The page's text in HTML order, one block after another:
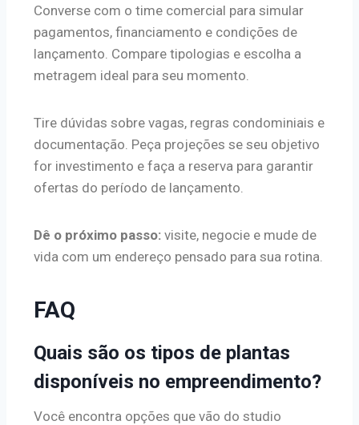
Converse com o time comercial para simular
pagamentos, financiamento e condições de
lançamento. Compare tipologias e escolha a
metragem ideal para seu momento.
Tire dúvidas sobre vagas, regras condominiais e
documentação. Peça projeções se seu objetivo
for investimento e faça a reserva para garantir
ofertas do período de lançamento.
Dê o próximo passo: visite, negocie e mude de
vida com um endereço pensado para sua rotina.
FAQ
Quais são os tipos de plantas
disponíveis no empreendimento?
Você encontra opções que vão do studio